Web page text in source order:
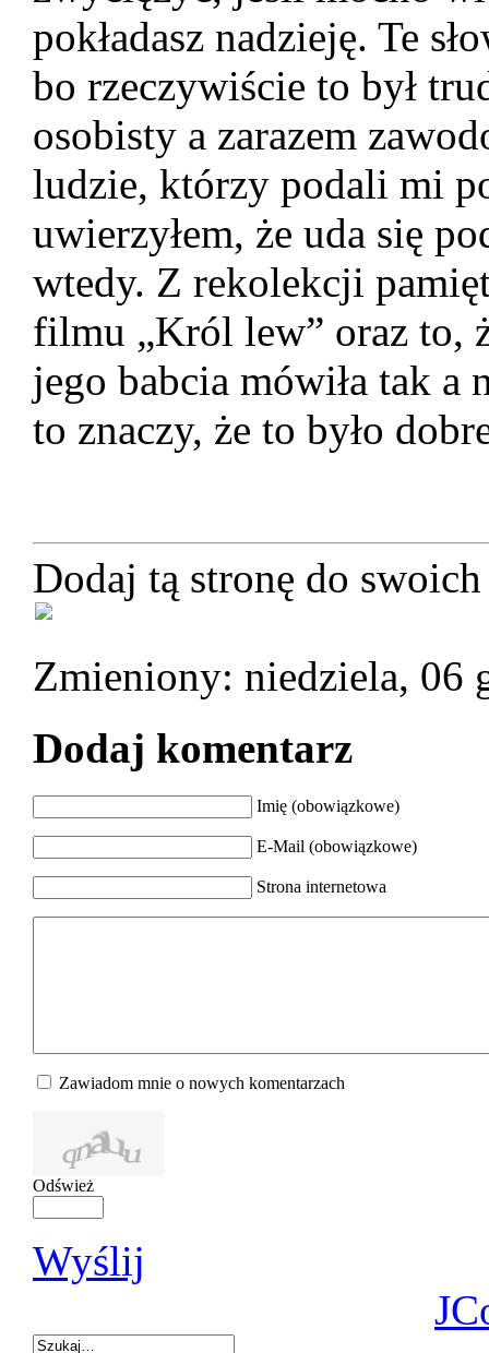
pokładasz nadzieję. Te
bo rzeczywiście to był
osobisty a zarazem
ludzie, którzy podali mi
uwierzyłem, że uda się
wtedy. Z rekolekcji
filmu „Król lew” oraz to,
jego babcia mówiła tak a
to znaczy, że to było
Dodaj tą stronę do
Zmieniony: niedziela, 06
Dodaj komentarz
Imię (obowiązkowe)
E-Mail (obowiązkowe)
Strona internetowa
Zawiadom mnie o nowych komentarzach
Odśwież
Wyślij